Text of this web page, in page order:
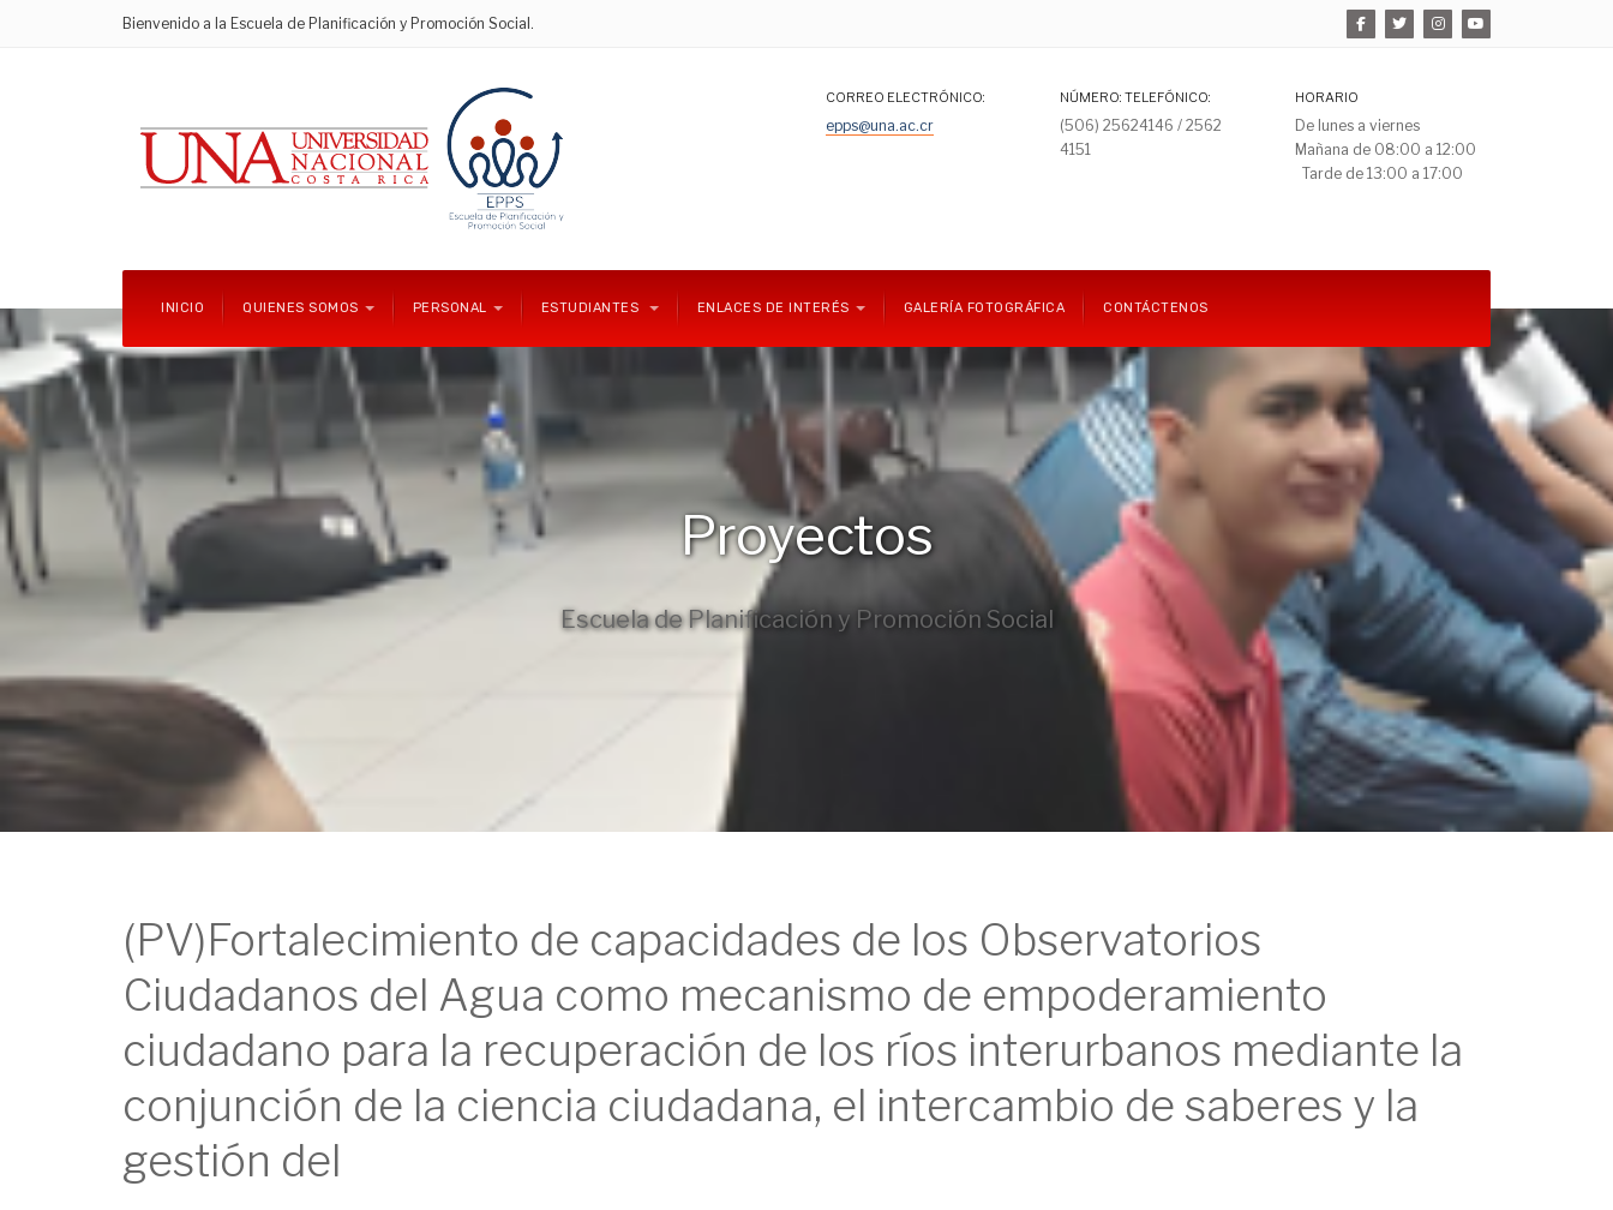
Bienvenido a la Escuela de Planificación y Promoción Social.
CORREO ELECTRÓNICO:
epps@una.ac.cr
NÚMERO: TELEFÓNICO:
(506) 25624146 / 2562
4151
HORARIO
De lunes a viernes
Mañana de 08:00 a 12:00
Tarde de 13:00 a 17:00
INICIO QUIENES SOMOS PERSONAL ESTUDIANTES ENLACES DE INTERÉS GALERÍA FOTOGRÁFICA CONTÁCTENOS
Proyectos
Escuela de Planificación y Promoción Social
(PV)Fortalecimiento de capacidades de los Observatorios
Ciudadanos del Agua como mecanismo de empoderamiento
ciudadano para la recuperación de los ríos interurbanos mediante la
conjunción de la ciencia ciudadana, el intercambio de saberes y la
gestión del